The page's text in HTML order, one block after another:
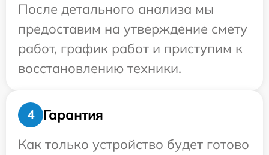
После детального анализа мы
предоставим на утверждение смету
работ, график работ и приступим к
восстановлению техники.
4
Гарантия
Как только устройство будет готово